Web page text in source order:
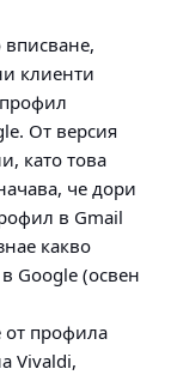
клиенти
От версия
като това
че дори
в Gmail
какво
Google (освен
от профила
Vivaldi,